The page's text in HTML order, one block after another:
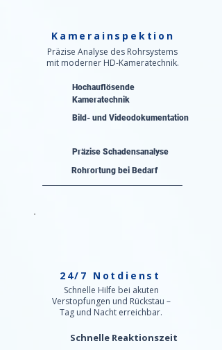
Kamerainspektion
Präzise Analyse des Rohrsystems
mit moderner HD-Kameratechnik.
Hochauflösende
Kameratechnik
Bild- und Videodokumentation
Präzise Schadensanalyse​
Rohrortung bei Bedarf
24/7 Notdienst
Schnelle Hilfe bei akuten
Verstopfungen und Rückstau –
Tag und Nacht erreichbar.
Schnelle Reaktionszeit